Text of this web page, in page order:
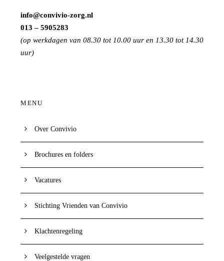
info@convivio-zorg.nl
013 – 5905283
(op werkdagen van 08.30 tot 10.00 uur en 13.30 tot 14.30
uur)
MENU
Over Convivio
Brochures en folders
Vacatures
Stichting Vrienden van Convivio
Klachtenregeling
Veelgestelde vragen